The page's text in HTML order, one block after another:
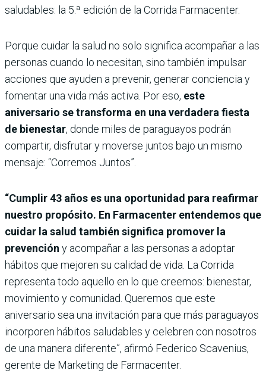
saludables: la 5.ª edición de la Corrida Farmacenter.
Porque cuidar la salud no solo significa acompañar a las
personas cuando lo necesitan, sino también impulsar
acciones que ayuden a prevenir, generar conciencia y
fomentar una vida más activa. Por eso, este
aniversario se transforma en una verdadera fiesta
de bienestar, donde miles de paraguayos podrán
compartir, disfrutar y moverse juntos bajo un mismo
mensaje: “Corremos Juntos”.
“Cumplir 43 años es una oportunidad para reafirmar
nuestro propósito. En Farmacenter entendemos que
cuidar la salud también significa promover la
prevención y acompañar a las personas a adoptar
hábitos que mejoren su calidad de vida. La Corrida
representa todo aquello en lo que creemos: bienestar,
movimiento y comunidad. Queremos que este
aniversario sea una invitación para que más paraguayos
incorporen hábitos saludables y celebren con nosotros
de una manera diferente”, afirmó Federico Scavenius,
gerente de Marketing de Farmacenter.